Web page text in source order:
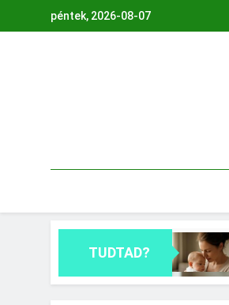
péntek, 2026-08-07
TUDTAD?